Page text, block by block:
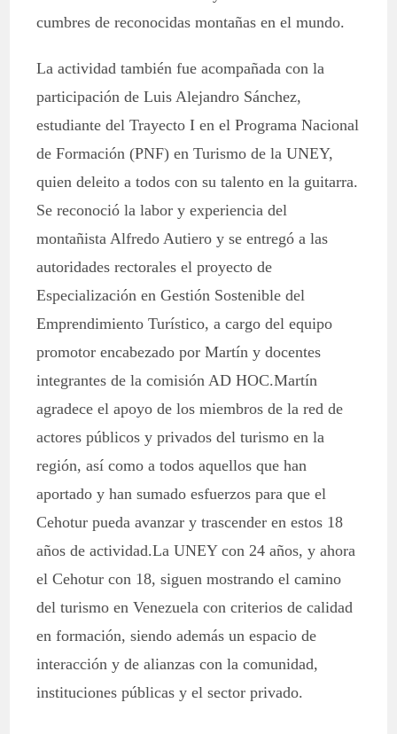
cumbres de reconocidas montañas en el mundo.
La actividad también fue acompañada con la
participación de Luis Alejandro Sánchez,
estudiante del Trayecto I en el Programa Nacional
de Formación (PNF) en Turismo de la UNEY,
quien deleito a todos con su talento en la guitarra.
Se reconoció la labor y experiencia del
montañista Alfredo Autiero y se entregó a las
autoridades rectorales el proyecto de
Especialización en Gestión Sostenible del
Emprendimiento Turístico, a cargo del equipo
promotor encabezado por Martín y docentes
integrantes de la comisión AD HOC.Martín
agradece el apoyo de los miembros de la red de
actores públicos y privados del turismo en la
región, así como a todos aquellos que han
aportado y han sumado esfuerzos para que el
Cehotur pueda avanzar y trascender en estos 18
años de actividad.La UNEY con 24 años, y ahora
el Cehotur con 18, siguen mostrando el camino
del turismo en Venezuela con criterios de calidad
en formación, siendo además un espacio de
interacción y de alianzas con la comunidad,
instituciones públicas y el sector privado.